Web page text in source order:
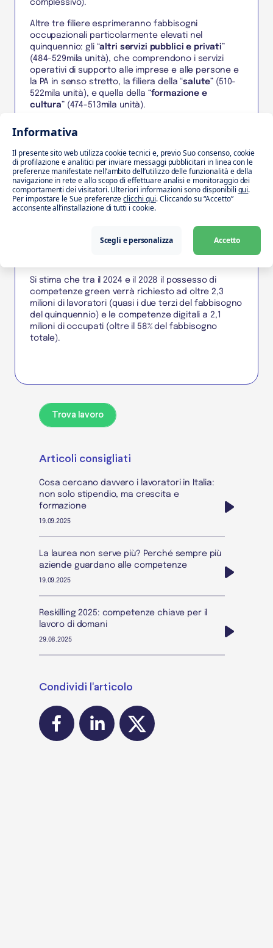
complessivo).
Altre tre filiere esprimeranno fabbisogni
occupazionali particolarmente elevati nel
quinquennio: gli “altri servizi pubblici e privati”
(484-529mila unità), che comprendono i servizi
operativi di supporto alle imprese e alle persone e
la PA in senso stretto, la filiera della “salute” (510-
522mila unità), e quella della “formazione e
cultura” (474-513mila unità).
Queste tre filiere sono quelle che fanno registrare
i tassi di fabbisogno più elevati, compresi tra il 3,4%
e il 4,6% in media all’anno, a fronte di una media del
2,8-3,2% per l’insieme delle attività dei servizi e del
2,6-2,9% per la totalità delle attività economiche.
E le professioni green?
Le transizioni green e digitale incideranno sulla
domanda di personale portando, da un lato, ad un
innalzamento delle competenze verdi e digitali,
nascita di nuove figure
Si stima che tra il 2024 e il 2028 il possesso di
competenze green verrà richiesto ad oltre 2,3
milioni di lavoratori (quasi i due terzi del fabbisogno
del quinquennio) e le competenze digitali a 2,1
milioni di occupati (oltre il 58% del fabbisogno
totale).
Trova lavoro
Articoli consigliati
Cosa cercano davvero i lavoratori in Italia:
non solo stipendio, ma crescita e
formazione
19.09.2025
La laurea non serve più? Perché sempre più
aziende guardano alle competenze
19.09.2025
Reskilling 2025: competenze chiave per il
lavoro di domani
29.08.2025
Condividi l'articolo
Informativa
Il presente sito web utilizza cookie tecnici e, previo Suo consenso, cookie
di profilazione e analitici per inviare messaggi pubblicitari in linea con le
preferenze manifestate nell’ambito dell’utilizzo delle funzionalità e della
navigazione in rete e allo scopo di effettuare analisi e monitoraggio dei
comportamenti dei visitatori. Ulteriori informazioni sono disponibili qui.
Per impostare le Sue preferenze clicchi qui. Cliccando su “Accetto”
acconsente all’installazione di tutti i cookie.
Scegli e personalizza Accetto